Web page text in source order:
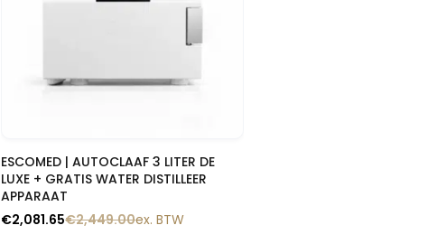
Snelle blik
ESCOMED | AUTOCLAAF 3 LITER DE
LUXE + GRATIS WATER DISTILLEER
APPARAAT
€2,449.00
€2,081.65 ex. BTW